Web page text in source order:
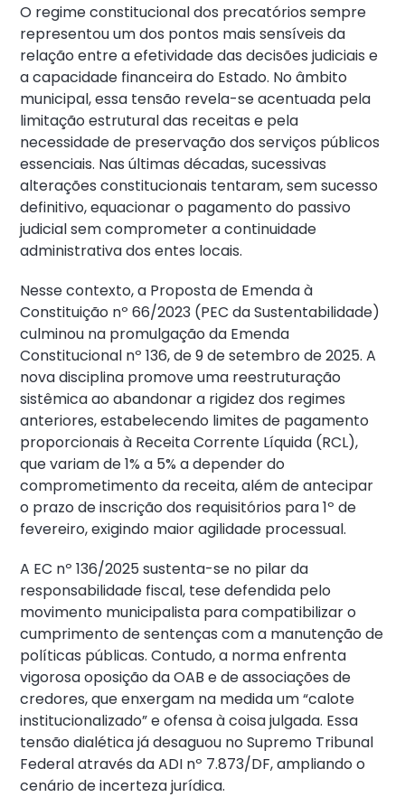
O regime constitucional dos precatórios sempre
representou um dos pontos mais sensíveis da
relação entre a efetividade das decisões judiciais e
a capacidade financeira do Estado. No âmbito
municipal, essa tensão revela-se acentuada pela
limitação estrutural das receitas e pela
necessidade de preservação dos serviços públicos
essenciais. Nas últimas décadas, sucessivas
alterações constitucionais tentaram, sem sucesso
definitivo, equacionar o pagamento do passivo
judicial sem comprometer a continuidade
administrativa dos entes locais.
Nesse contexto, a Proposta de Emenda à
Constituição nº 66/2023 (PEC da Sustentabilidade)
culminou na promulgação da Emenda
Constitucional nº 136, de 9 de setembro de 2025. A
nova disciplina promove uma reestruturação
sistêmica ao abandonar a rigidez dos regimes
anteriores, estabelecendo limites de pagamento
proporcionais à Receita Corrente Líquida (RCL),
que variam de 1% a 5% a depender do
comprometimento da receita, além de antecipar
o prazo de inscrição dos requisitórios para 1º de
fevereiro, exigindo maior agilidade processual.
A EC nº 136/2025 sustenta-se no pilar da
responsabilidade fiscal, tese defendida pelo
movimento municipalista para compatibilizar o
cumprimento de sentenças com a manutenção de
políticas públicas. Contudo, a norma enfrenta
vigorosa oposição da OAB e de associações de
credores, que enxergam na medida um “calote
institucionalizado” e ofensa à coisa julgada. Essa
tensão dialética já desaguou no Supremo Tribunal
Federal através da ADI nº 7.873/DF, ampliando o
cenário de incerteza jurídica.